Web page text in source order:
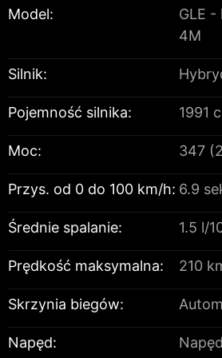
Model:
GLE -
4M
Silnik:
Pojemność silnika: 1991
Moc: 347
Przys. od 0 do 100 km/h: 6.9
Średnie spalanie: 1.5 l/
Prędkość maksymalna: 210
Skrzynia biegów:
Napęd: